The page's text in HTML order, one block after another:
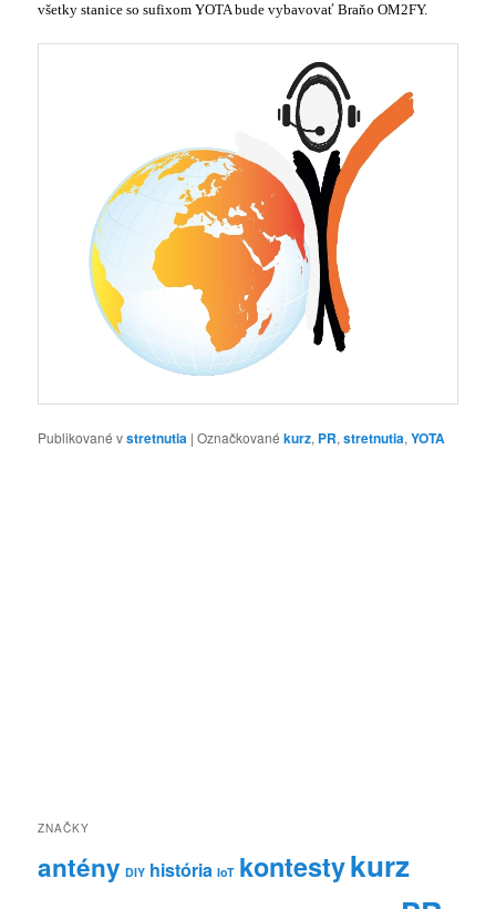
všetky stanice so sufixom YOTA bude vybavovať Braňo OM2FY.
Publikované vstretnutia |Označkované kurz, PR,stretnutia,YOTA
ZNAČKY
antény DIY história IoT kontestykurz